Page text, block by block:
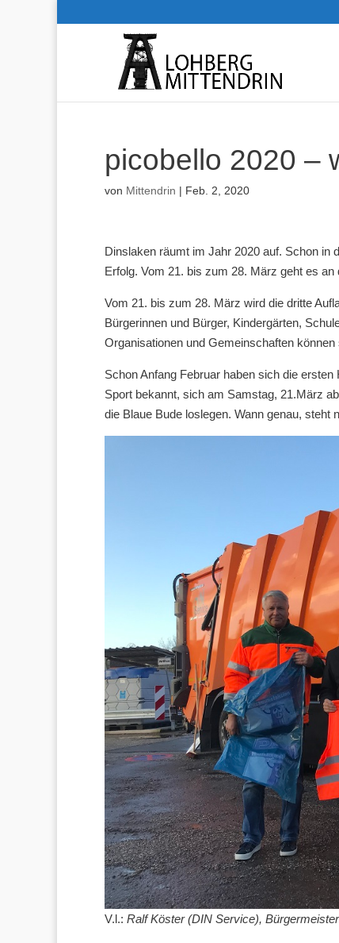
picobello 2020 –
von Mittendrin | Feb. 2, 2020
Dinslaken räumt im Jahr 2020 auf. Schon in
Erfolg. Vom 21. bis zum 28. März geht es
Vom 21. bis zum 28. März wird die dritte
Bürgerinnen und Bürger, Kindergärten,
Organisationen und Gemeinschaften
Schon Anfang Februar haben sich die
Sport bekannt, sich am Samstag, 21.März
die Blaue Bude loslegen. Wann genau, steht
V.l.: Ralf Köster (DIN Service),